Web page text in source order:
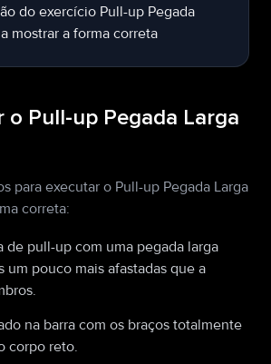
o Pull-up Pegada Larga
para executar o Pull-up Pegada Larga
correta:
de pull-up com uma pegada larga
um pouco mais afastadas que a
na barra com os braços totalmente
corpo reto.